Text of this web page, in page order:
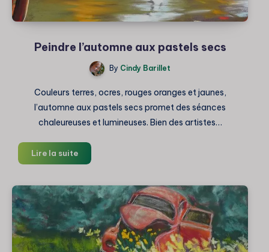
Peindre l’automne aux pastels secs
By Cindy Barillet
Couleurs terres, ocres, rouges oranges et jaunes,
l’automne aux pastels secs promet des séances
chaleureuses et lumineuses. Bien des artistes…
Lire la suitePeindre
l’automne
pastels
secs